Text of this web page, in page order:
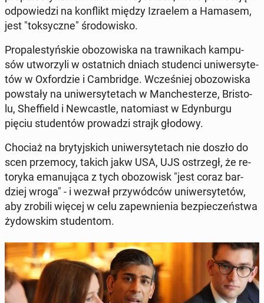
od­po­wie­dzi na kon­flikt między Izra­elem a Hamasem,
jest "tok­sycz­ne" śro­do­wi­sko.
Pro­pa­le­styń­skie obo­zo­wi­ska na traw­ni­kach kam­pu­
sów utwo­rzy­li w ostat­nich dniach stu­den­ci uni­wer­sy­te­
tów w Oxfor­dzie i Cam­brid­ge. Wcze­śniej obo­zo­wi­ska
po­wsta­ły na uni­wer­sy­te­tach w Man­che­ste­rze, Bri­sto­
lu, Shef­field i New­ca­stle, na­to­miast w Edyn­bur­gu
pięciu stu­den­tów pro­wa­dzi strajk głodowy.
Chociaż na bry­tyj­skich uni­wer­sy­te­tach nie doszło do
scen prze­mo­cy, takich jakw USA, UJS ostrzegł, że re­
to­ry­ka ema­nu­ją­ca z tych obo­zo­wisk "jest coraz bar­
dziej wroga" - i wezwał przy­wód­ców uni­wer­sy­te­tów,
aby zrobili więcej w celu za­pew­nie­nia bez­pie­czeń­stwa
ży­dow­skim stu­den­tom.